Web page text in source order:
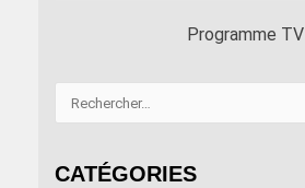
Programme TV
CATÉGORIES